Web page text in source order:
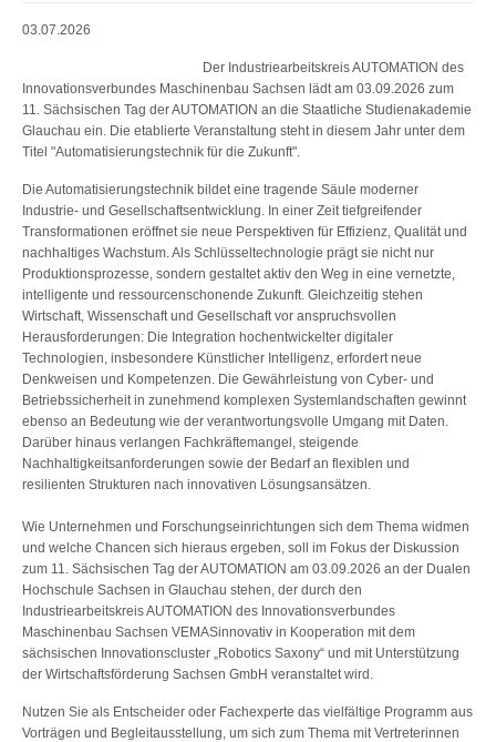
03.07.2026
Der Industriearbeitskreis AUTOMATION des
Innovationsverbundes Maschinenbau Sachsen lädt am 03.09.2026 zum
11. Sächsischen Tag der AUTOMATION an die Staatliche Studienakademie
Glauchau ein. Die etablierte Veranstaltung steht in diesem Jahr unter dem
Titel "Automatisierungstechnik für die Zukunft".
Die Automatisierungstechnik bildet eine tragende Säule moderner
Industrie- und Gesellschaftsentwicklung. In einer Zeit tiefgreifender
Transformationen eröffnet sie neue Perspektiven für Effizienz, Qualität und
nachhaltiges Wachstum. Als Schlüsseltechnologie prägt sie nicht nur
Produktionsprozesse, sondern gestaltet aktiv den Weg in eine vernetzte,
intelligente und ressourcenschonende Zukunft. Gleichzeitig stehen
Wirtschaft, Wissenschaft und Gesellschaft vor anspruchsvollen
Herausforderungen: Die Integration hochentwickelter digitaler
Technologien, insbesondere Künstlicher Intelligenz, erfordert neue
Denkweisen und Kompetenzen. Die Gewährleistung von Cyber- und
Betriebssicherheit in zunehmend komplexen Systemlandschaften gewinnt
ebenso an Bedeutung wie der verantwortungsvolle Umgang mit Daten.
Darüber hinaus verlangen Fachkräftemangel, steigende
Nachhaltigkeitsanforderungen sowie der Bedarf an flexiblen und
resilienten Strukturen nach innovativen Lösungsansätzen.
Wie Unternehmen und Forschungseinrichtungen sich dem Thema widmen
und welche Chancen sich hieraus ergeben, soll im Fokus der Diskussion
zum 11. Sächsischen Tag der AUTOMATION am 03.09.2026 an der Dualen
Hochschule Sachsen in Glauchau stehen, der durch den
Industriearbeitskreis AUTOMATION des Innovationsverbundes
Maschinenbau Sachsen VEMASinnovativ in Kooperation mit dem
sächsischen Innovationscluster „Robotics Saxony“ und mit Unterstützung
der Wirtschaftsförderung Sachsen GmbH veranstaltet wird.
Nutzen Sie als Entscheider oder Fachexperte das vielfältige Programm aus
Vorträgen und Begleitausstellung, um sich zum Thema mit Vertreterinnen